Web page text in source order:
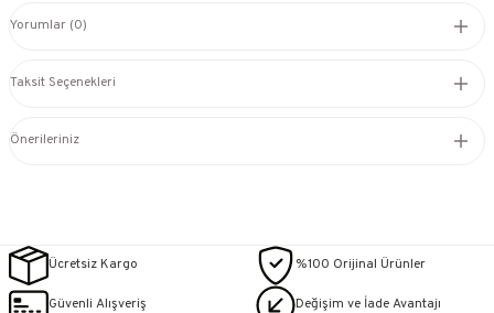
Yorumlar (0)
Taksit Seçenekleri
Önerileriniz
Ücretsiz Kargo %100 Orijinal Ürünler
Güvenli Alışveriş Değişim ve İade Avantajı